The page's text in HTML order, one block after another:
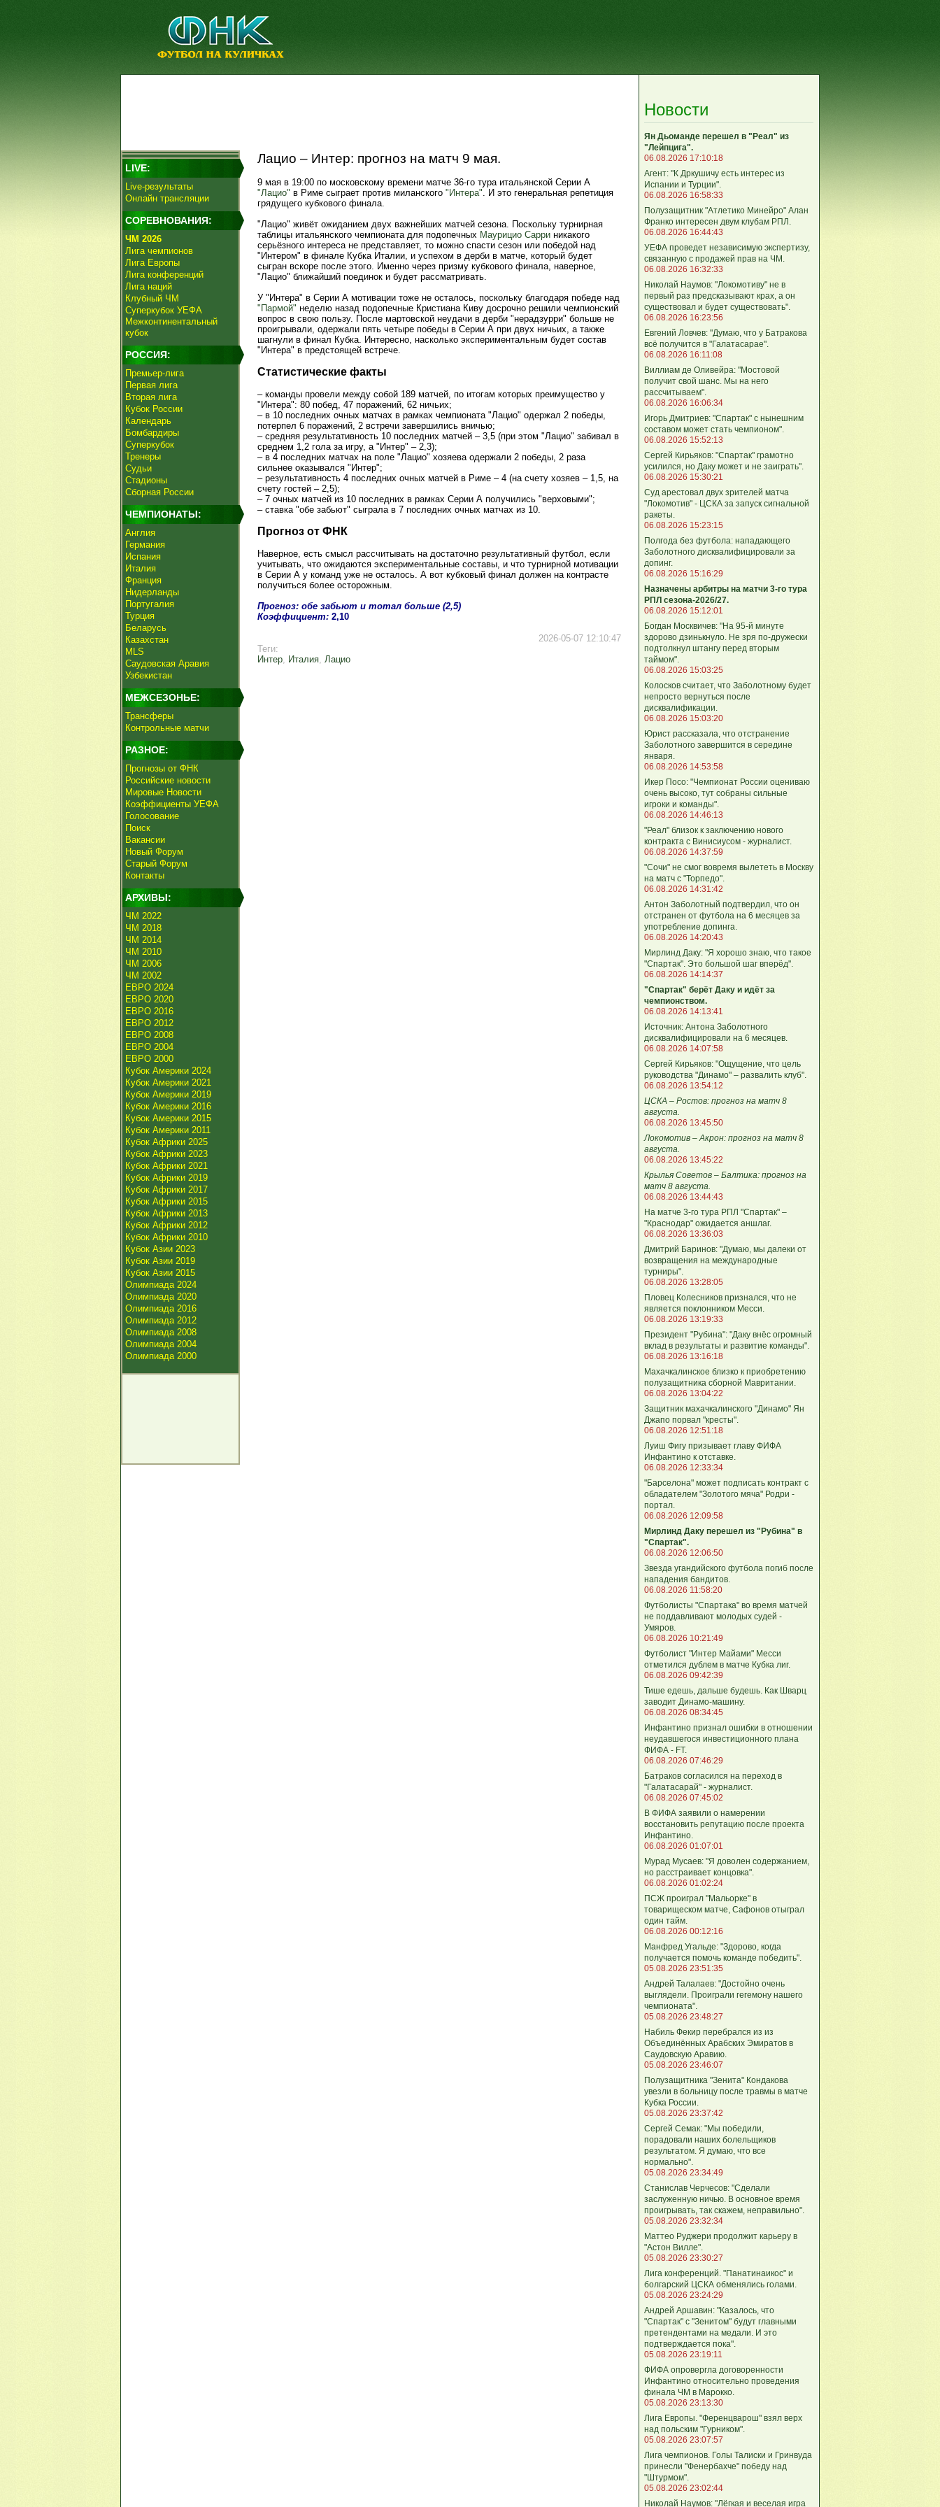
LIVE:
Live-результаты
Онлайн трансляции
СОРЕВНОВАНИЯ:
ЧМ 2026
Лига чемпионов
Лига Европы
Лига конференций
Лига наций
Клубный ЧМ
Суперкубок УЕФА
Межконтинентальный
кубок
РОССИЯ:
Премьер-лига
Первая лига
Вторая лига
Кубок России
Календарь
Бомбардиры
Суперкубок
Тренеры
Судьи
Стадионы
Сборная России
ЧЕМПИОНАТЫ:
Англия
Германия
Испания
Италия
Франция
Нидерланды
Португалия
Турция
Беларусь
Казахстан
MLS
Саудовская Аравия
Узбекистан
МЕЖСЕЗОНЬЕ:
Трансферы
Контрольные матчи
РАЗНОЕ:
Прогнозы от ФНК
Российские новости
Мировые Новости
Коэффициенты УЕФА
Голосование
Поиск
Вакансии
Новый Форум
Старый Форум
Контакты
АРХИВЫ:
ЧМ 2022
ЧМ 2018
ЧМ 2014
ЧМ 2010
ЧМ 2006
ЧМ 2002
ЕВРО 2024
ЕВРО 2020
ЕВРО 2016
ЕВРО 2012
ЕВРО 2008
ЕВРО 2004
ЕВРО 2000
Кубок Америки 2024
Кубок Америки 2021
Кубок Америки 2019
Кубок Америки 2016
Кубок Америки 2015
Кубок Америки 2011
Кубок Африки 2025
Кубок Африки 2023
Кубок Африки 2021
Кубок Африки 2019
Кубок Африки 2017
Кубок Африки 2015
Кубок Африки 2013
Кубок Африки 2012
Кубок Африки 2010
Кубок Азии 2023
Кубок Азии 2019
Кубок Азии 2015
Олимпиада 2024
Олимпиада 2020
Олимпиада 2016
Олимпиада 2012
Олимпиада 2008
Олимпиада 2004
Олимпиада 2000
Лацио – Интер: прогноз на матч 9 мая.
9 мая в 19:00 по московскому времени матче 36-го тура итальянской Серии А
"Лацио" в Риме сыграет против миланского "Интера". И это генеральная репетиция
грядущего кубкового финала.
"Лацио" живёт ожиданием двух важнейших матчей сезона. Поскольку турнирная
таблицы итальянского чемпионата для подопечных Маурицио Сарри никакого
серьёзного интереса не представляет, то можно спасти сезон или победой над
"Интером" в финале Кубка Италии, и успехом в дерби в матче, который будет
сыгран вскоре после этого. Именно через призму кубкового финала, наверное,
"Лацио" ближайший поединок и будет рассматривать.
У "Интера" в Серии А мотивации тоже не осталось, поскольку благодаря победе над
"Пармой" неделю назад подопечные Кристиана Киву досрочно решили чемпионский
вопрос в свою пользу. После мартовской неудачи в дерби "нерадзурри" больше не
проигрывали, одержали пять четыре победы в Серии А при двух ничьих, а также
шагнули в финал Кубка. Интересно, насколько экспериментальным будет состав
"Интера" в предстоящей встрече.
Статистические факты
– команды провели между собой 189 матчей, по итогам которых преимущество у
"Интера": 80 побед, 47 поражений, 62 ничьих;
– в 10 последних очных матчах в рамках чемпионата "Лацио" одержал 2 победы,
потерпел 6 поражений, 2 встречи завершились вничью;
– средняя результативность 10 последних матчей – 3,5 (при этом "Лацио" забивал в
среднем 1,2 гола за игру, а "Интер" – 2,3);
– в 4 последних матчах на поле "Лацио" хозяева одержали 2 победы, 2 раза
сильнее оказывался "Интер";
– результативность 4 последних очных матчей в Риме – 4 (на счету хозяев – 1,5, на
счету гостей – 2,5);
– 7 очных матчей из 10 последних в рамках Серии А получились "верховыми";
– ставка "обе забьют" сыграла в 7 последних очных матчах из 10.
Прогноз от ФНК
Наверное, есть смысл рассчитывать на достаточно результативный футбол, если
учитывать, что ожидаются экспериментальные составы, и что турнирной мотивации
в Серии А у команд уже не осталось. А вот кубковый финал должен на контрасте
получиться более осторожным.
Прогноз: обе забьют и тотал больше (2,5)
Коэффициент: 2,10
2026-05-07 12:10:47
Теги:
Интер, Италия, Лацио
Новости
Ян Дьоманде перешел в "Реал" из
"Лейпцига".
06.08.2026 17:10:18
Агент: "К Дркушичу есть интерес из
Испании и Турции".
06.08.2026 16:58:33
Полузащитник "Атлетико Минейро" Алан
Франко интересен двум клубам РПЛ.
06.08.2026 16:44:43
УЕФА проведет независимую экспертизу,
связанную с продажей прав на ЧМ.
06.08.2026 16:32:33
Николай Наумов: "Локомотиву" не в
первый раз предсказывают крах, а он
существовал и будет существовать".
06.08.2026 16:23:56
Евгений Ловчев: "Думаю, что у Батракова
всё получится в "Галатасарае".
06.08.2026 16:11:08
Виллиам де Оливейра: "Мостовой
получит свой шанс. Мы на него
рассчитываем".
06.08.2026 16:06:34
Игорь Дмитриев: "Спартак" с нынешним
составом может стать чемпионом".
06.08.2026 15:52:13
Сергей Кирьяков: "Спартак" грамотно
усилился, но Даку может и не заиграть".
06.08.2026 15:30:21
Суд арестовал двух зрителей матча
"Локомотив" - ЦСКА за запуск сигнальной
ракеты.
06.08.2026 15:23:15
Полгода без футбола: нападающего
Заболотного дисквалифицировали за
допинг.
06.08.2026 15:16:29
Назначены арбитры на матчи 3-го тура
РПЛ сезона-2026/27.
06.08.2026 15:12:01
Богдан Москвичев: "На 95‑й минуте
здорово дзинькнуло. Не зря по‑дружески
подтолкнул штангу перед вторым
таймом".
06.08.2026 15:03:25
Колосков считает, что Заболотному будет
непросто вернуться после
дисквалификации.
06.08.2026 15:03:20
Юрист рассказала, что отстранение
Заболотного завершится в середине
января.
06.08.2026 14:53:58
Икер Посо: "Чемпионат России оцениваю
очень высоко, тут собраны сильные
игроки и команды".
06.08.2026 14:46:13
"Реал" близок к заключению нового
контракта с Винисиусом - журналист.
06.08.2026 14:37:59
"Сочи" не смог вовремя вылететь в Москву
на матч с "Торпедо".
06.08.2026 14:31:42
Антон Заболотный подтвердил, что он
отстранен от футбола на 6 месяцев за
употребление допинга.
06.08.2026 14:20:43
Мирлинд Даку: "Я хорошо знаю, что такое
"Спартак". Это большой шаг вперёд".
06.08.2026 14:14:37
"Спартак" берёт Даку и идёт за
чемпионством.
06.08.2026 14:13:41
Источник: Антона Заболотного
дисквалифицировали на 6 месяцев.
06.08.2026 14:07:58
Сергей Кирьяков: "Ощущение, что цель
руководства "Динамо" – развалить клуб".
06.08.2026 13:54:12
ЦСКА – Ростов: прогноз на матч 8
августа.
06.08.2026 13:45:50
Локомотив – Акрон: прогноз на матч 8
августа.
06.08.2026 13:45:22
Крылья Советов – Балтика: прогноз на
матч 8 августа.
06.08.2026 13:44:43
На матче 3-го тура РПЛ "Спартак" –
"Краснодар" ожидается аншлаг.
06.08.2026 13:36:03
Дмитрий Баринов: "Думаю, мы далеки от
возвращения на международные
турниры".
06.08.2026 13:28:05
Пловец Колесников признался, что не
является поклонником Месси.
06.08.2026 13:19:33
Президент "Рубина": "Даку внёс огромный
вклад в результаты и развитие команды".
06.08.2026 13:16:18
Махачкалинское близко к приобретению
полузащитника сборной Мавритании.
06.08.2026 13:04:22
Защитник махачкалинского "Динамо" Ян
Джапо порвал "кресты".
06.08.2026 12:51:18
Луиш Фигу призывает главу ФИФА
Инфантино к отставке.
06.08.2026 12:33:34
"Барселона" может подписать контракт с
обладателем "Золотого мяча" Родри -
портал.
06.08.2026 12:09:58
Мирлинд Даку перешел из "Рубина" в
"Спартак".
06.08.2026 12:06:50
Звезда угандийского футбола погиб после
нападения бандитов.
06.08.2026 11:58:20
Футболисты "Спартака" во время матчей
не поддавливают молодых судей -
Умяров.
06.08.2026 10:21:49
Футболист "Интер Майами" Месси
отметился дублем в матче Кубка лиг.
06.08.2026 09:42:39
Тише едешь, дальше будешь. Как Шварц
заводит Динамо-машину.
06.08.2026 08:34:45
Инфантино признал ошибки в отношении
неудавшегося инвестиционного плана
ФИФА - FT.
06.08.2026 07:46:29
Батраков согласился на переход в
"Галатасарай" - журналист.
06.08.2026 07:45:02
В ФИФА заявили о намерении
восстановить репутацию после проекта
Инфантино.
06.08.2026 01:07:01
Мурад Мусаев: "Я доволен содержанием,
но расстраивает концовка".
06.08.2026 01:02:24
ПСЖ проиграл "Мальорке" в
товарищеском матче, Сафонов отыграл
один тайм.
06.08.2026 00:12:16
Манфред Угальде: "Здорово, когда
получается помочь команде победить".
05.08.2026 23:51:35
Андрей Талалаев: "Достойно очень
выглядели. Проиграли гегемону нашего
чемпионата".
05.08.2026 23:48:27
Набиль Фекир перебрался из из
Объединённых Арабских Эмиратов в
Саудовскую Аравию.
05.08.2026 23:46:07
Полузащитника "Зенита" Кондакова
увезли в больницу после травмы в матче
Кубка России.
05.08.2026 23:37:42
Сергей Семак: "Мы победили,
порадовали наших болельщиков
результатом. Я думаю, что все
нормально".
05.08.2026 23:34:49
Станислав Черчесов: "Сделали
заслуженную ничью. В основное время
проигрывать, так скажем, неправильно".
05.08.2026 23:32:34
Маттео Руджери продолжит карьеру в
"Астон Вилле".
05.08.2026 23:30:27
Лига конференций. "Панатинаикос" и
болгарский ЦСКА обменялись голами.
05.08.2026 23:24:29
Андрей Аршавин: "Казалось, что
"Спартак" с "Зенитом" будут главными
претендентами на медали. И это
подтверждается пока".
05.08.2026 23:19:11
ФИФА опровергла договоренности
Инфантино относительно проведения
финала ЧМ в Марокко.
05.08.2026 23:13:30
Лига Европы. "Ференцварош" взял верх
над польским "Гурником".
05.08.2026 23:07:57
Лига чемпионов. Голы Талиски и Гринвуда
принесли "Фенербахче" победу над
"Штурмом".
05.08.2026 23:02:44
Николай Наумов: "Лёгкая и веселая игра